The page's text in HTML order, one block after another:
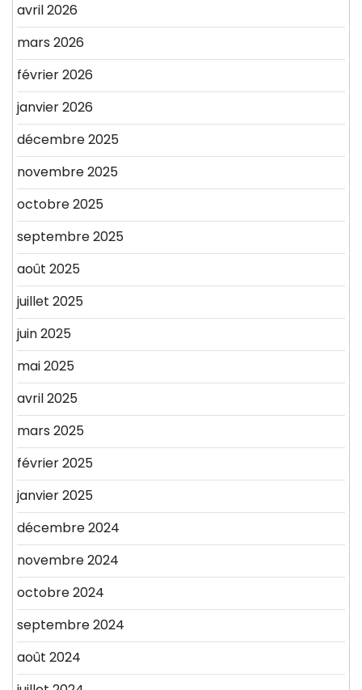
avril 2026
mars 2026
février 2026
janvier 2026
décembre 2025
novembre 2025
octobre 2025
septembre 2025
août 2025
juillet 2025
juin 2025
mai 2025
avril 2025
mars 2025
février 2025
janvier 2025
décembre 2024
novembre 2024
octobre 2024
septembre 2024
août 2024